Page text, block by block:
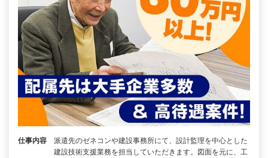
仕事内容
派遣先のゼネコンや建設事務所にて、設計監理を中心とした
建設技術支援業務を担当していただきます。図面を元に、工